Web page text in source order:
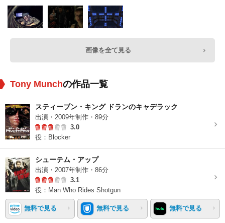
画像を全て見る
Tony Munchの作品一覧
スティーブン・キング ドランのキャデラック
出演・2009年制作・89分
3.0
役：Blocker
シューテム・アップ
出演・2007年制作・86分
3.1
役：Man Who Rides Shotgun
無料で見る 無料で見る 無料で見る